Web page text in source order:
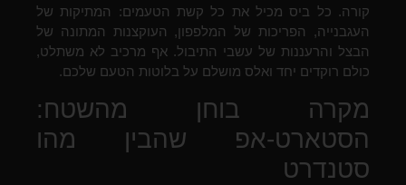
קורה. כל ביס מכיל את כל קשת הטעמים: המתיקות של
העגבנייה, הפריכות של המלפפון, העוקצנות המתונה של
הבצל והרעננות של עשבי התיבול. אף מרכיב לא משתלט,
כולם רוקדים יחד ואלס מושלם על בלוטות הטעם שלכם.
מקרה בוחן מהשטח:
הסטארט-אפ שהבין מהו
סטנדרט